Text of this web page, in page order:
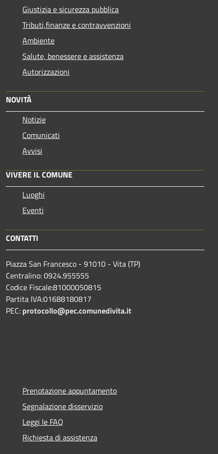
Giustizia e sicurezza pubblica
Tributi,finanze e contravvenzioni
Ambiente
Salute, benessere e assistenza
Autorizzazioni
NOVITÀ
Notizie
Comunicati
Avvisi
VIVERE IL COMUNE
Luoghi
Eventi
CONTATTI
Piazza San Francesco - 91010 - Vita (TP)
Centralino: 0924.955555
Codice Fiscale:81000050815
Partita IVA:01688180817
PEC: protocollo@pec.comunedivita.it
Prenotazione appuntamento
Segnalazione disservizio
Leggi le FAQ
Richiesta di assistenza